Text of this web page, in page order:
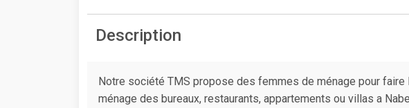
Description
Notre société TMS propose des femmes de ménage pour faire
ménage des bureaux, restaurants, appartements ou villas a